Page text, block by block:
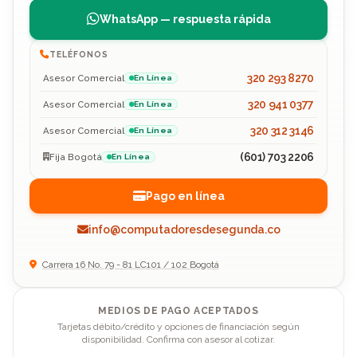
WhatsApp — respuesta rápida
TELÉFONOS
Asesor Comercial En Línea 320 293 8270
Asesor Comercial En Línea 320 941 0377
Asesor Comercial En Línea 320 312 3146
Fija Bogotá En Línea (601) 703 2206
Pago en línea
info@computadoresdesegunda.co
Carrera 16 No. 79 - 81 LC101 / 102 Bogotá
MEDIOS DE PAGO ACEPTADOS
Tarjetas débito/crédito y opciones de financiación según
disponibilidad. Confirma con asesor al cotizar.